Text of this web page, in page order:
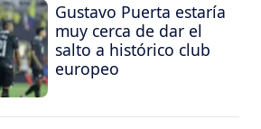
Gustavo Puerta estaría
muy cerca de dar el
salto a histórico club
europeo